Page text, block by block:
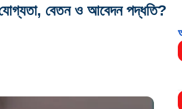
বেতন ও আবেদন পদ্ধতি?